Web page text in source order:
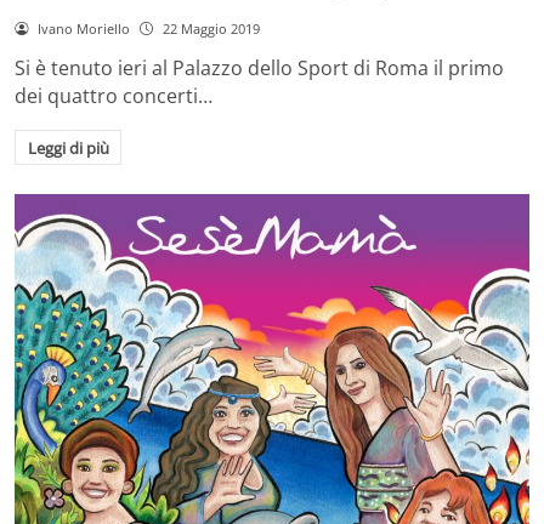
Ivano Moriello 22 Maggio 2019
Si è tenuto ieri al Palazzo dello Sport di Roma il primo
dei quattro concerti…
Leggi di più